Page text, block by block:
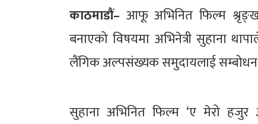
काठमाडौं– आफू अभिनित फिल्म
बनाएको विषयमा अभिनेत्री सुहाना
लैंगिक अल्पसंख्यक समुदायलाई सम्बोधन
सुहाना अभिनित फिल्म ‘ए मेरो